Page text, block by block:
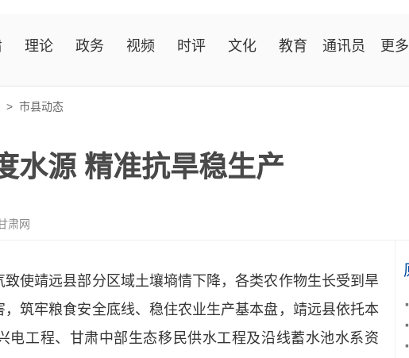
理论 政务 视频 时评 文化 教育 通讯员 更多
> 市县动态
水源 精准抗旱稳生产
肃网
靖远县部分区域土壤墒情下降，各类农作物生长受到旱
筑牢粮食安全底线、稳住农业生产基本盘，靖远县依托本
电工程、甘肃中部生态移民供水工程及沿线蓄水池水系资